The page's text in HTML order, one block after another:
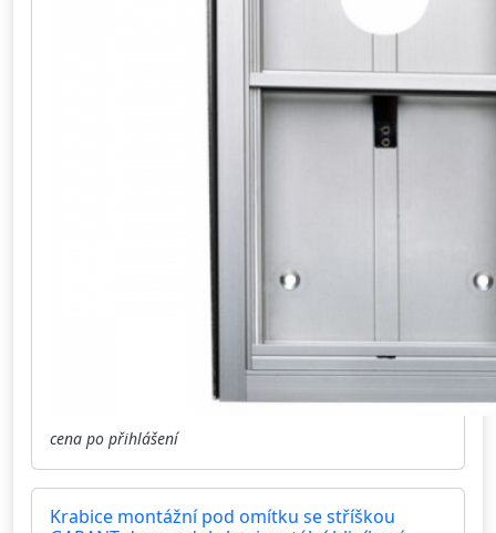
cena po přihlášení
Krabice montážní pod omítku se stříškou